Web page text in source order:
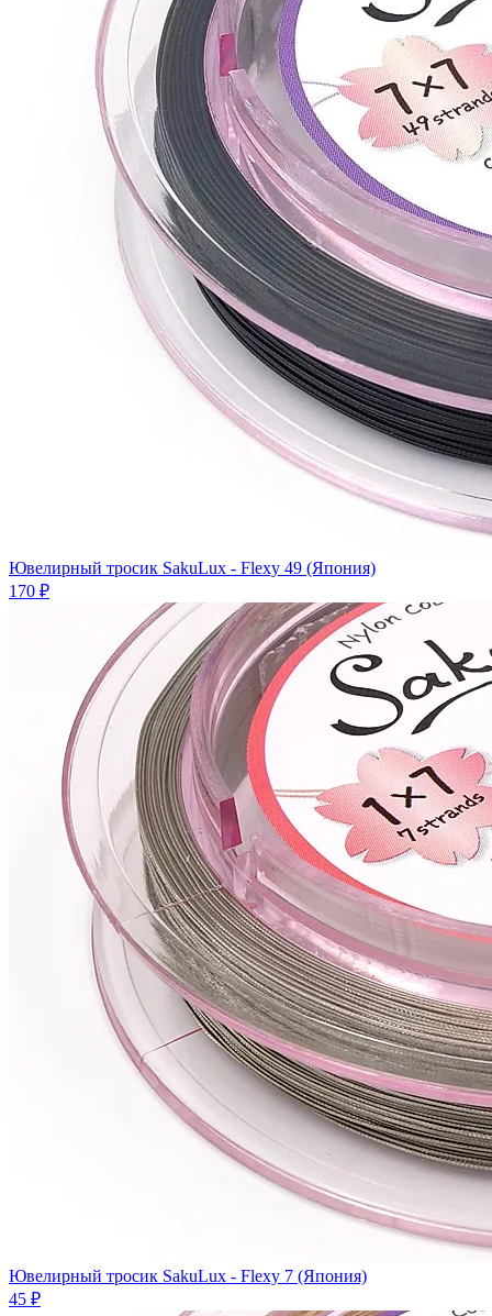
Ювелирный тросик SakuLux - Flexy 49 (Япония)
170 ₽
Ювелирный тросик SakuLux - Flexy 7 (Япония)
45 ₽